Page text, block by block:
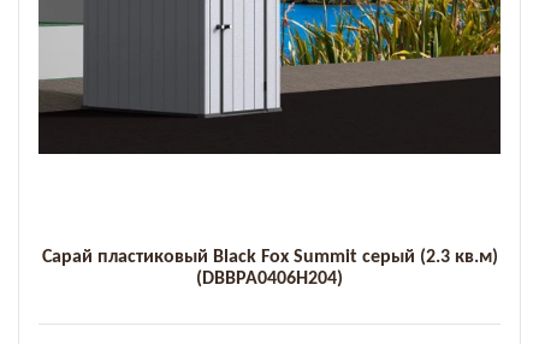
Сарай пластиковый Black Fox Summit серый (2.3 кв.м)
(DBBPA0406H204)